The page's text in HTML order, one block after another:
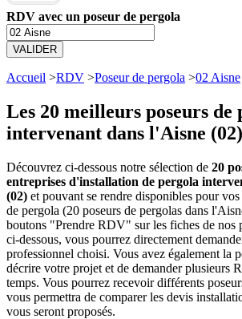
RDV avec un poseur de pergola
VALIDER
Accueil >RDV >Poseur de pergola >02 Aisne
Les 20 meilleurs poseurs de
intervenant dans l'Aisne (02)
Découvrez ci-dessous notre sélection de 20
entreprises d'installation de pergola
(02) et pouvant se rendre disponibles pour
de pergola (20 poseurs de pergolas dans
boutons "Prendre RDV" sur les fiches de nos
ci-dessous, vous pourrez directement
professionnel choisi. Vous avez également la
décrire votre projet et de demander plusieurs
temps. Vous pourrez recevoir différents
vous permettra de comparer les devis
vous seront proposés.